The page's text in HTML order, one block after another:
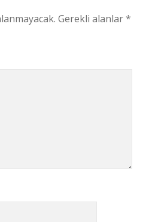
Gerekli alanlar*